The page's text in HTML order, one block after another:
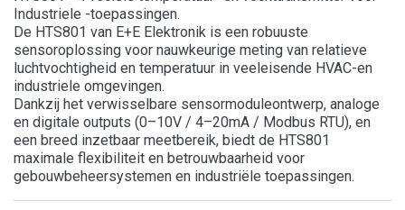
Industriele -toepassingen.
De HTS801 van E+E Elektronik is een robuuste
sensoroplossing voor nauwkeurige meting van relatieve
luchtvochtigheid en temperatuur in veeleisende HVAC-en
industriele omgevingen.
Dankzij het verwisselbare sensormoduleontwerp, analoge
en digitale outputs (0–10V / 4–20mA / Modbus RTU), en
een breed inzetbaar meetbereik, biedt de HTS801
maximale flexibiliteit en betrouwbaarheid voor
gebouwbeheersystemen en industriële toepassingen.